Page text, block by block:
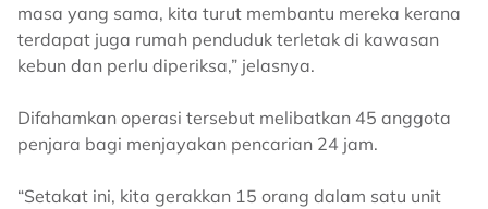
masa yang sama, kita turut membantu mereka kerana
terdapat juga rumah penduduk terletak di kawasan
kebun dan perlu diperiksa,” jelasnya.
Difahamkan operasi tersebut melibatkan 45 anggota
penjara bagi menjayakan pencarian 24 jam.
“Setakat ini, kita gerakkan 15 orang dalam satu unit